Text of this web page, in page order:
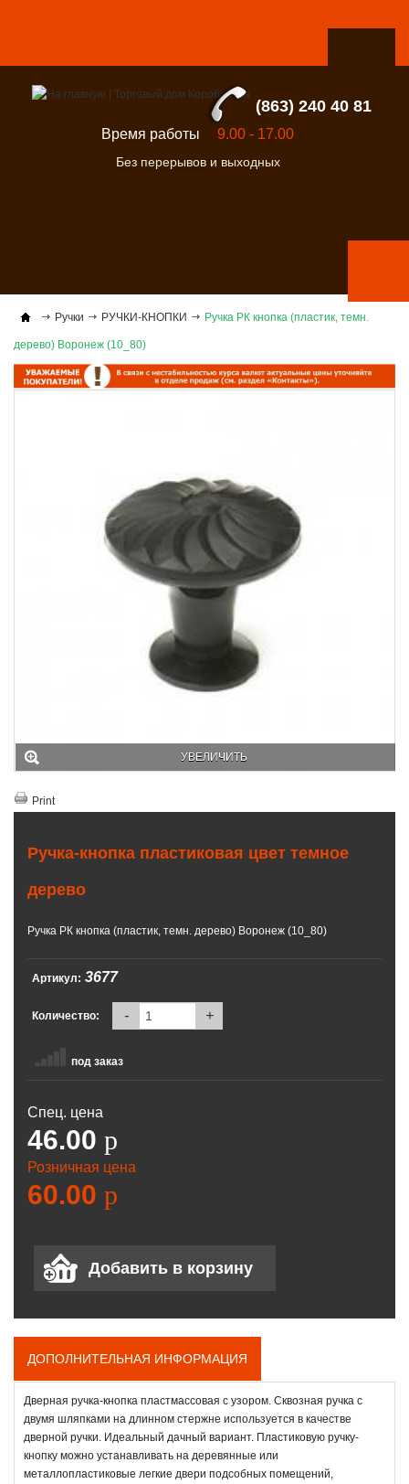
(863) 240 40 81
Время работы 9.00 - 17.00
Без перерывов и выходных
Ручки РУЧКИ-КНОПКИ Ручка РК кнопка (пластик, темн.
дерево) Воронеж (10_80)
УВЕЛИЧИТЬ
Print
Ручка-кнопка пластиковая цвет темное
дерево
Ручка РК кнопка (пластик, темн. дерево) Воронеж (10_80)
Артикул: 3677
Количество: - +
под заказ
Спец. цена
46.00 p
Розничная цена
60.00 p
ДОПОЛНИТЕЛЬНАЯ ИНФОРМАЦИЯ
Дверная ручка-кнопка пластмассовая с узором. Сквозная ручка с
двумя шляпками на длинном стержне используется в качестве
дверной ручки. Идеальный дачный вариант. Пластиковую ручку-
кнопку можно устанавливать на деревянные или
металлопластиковые легкие двери подсобных помещений,